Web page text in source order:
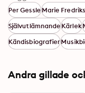
Per GessleMarie
SjälvutlämnandeKärlek
Kändisbiografier
Andra gillade